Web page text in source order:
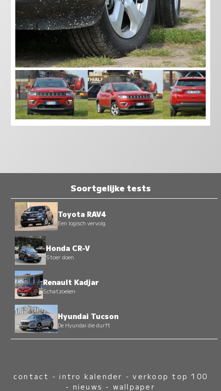
Soortgelijke tests
Toyota RAV4
Een logisch vervolg
Honda CR-V
Stoer doen
Renault Kadjar
Schatzoeken
Hyundai Tucson
De Hyundai die durft
contact -intro kalender -verkoop top 100
- nieuws - wallpaper